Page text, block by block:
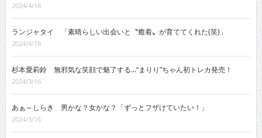
2024/4/16
ランジャタイ 「素晴らしい出会いと〝癒着〟が育ててくれた(笑)」
2024/4/16
杉本愛莉鈴 無邪気な笑顔で魅了する…“まりり”ちゃん初トレカ発売！
2024/3/16
あぁ～しらき 男かな？女かな？「ずっとフザけていたい！」
2024/3/16